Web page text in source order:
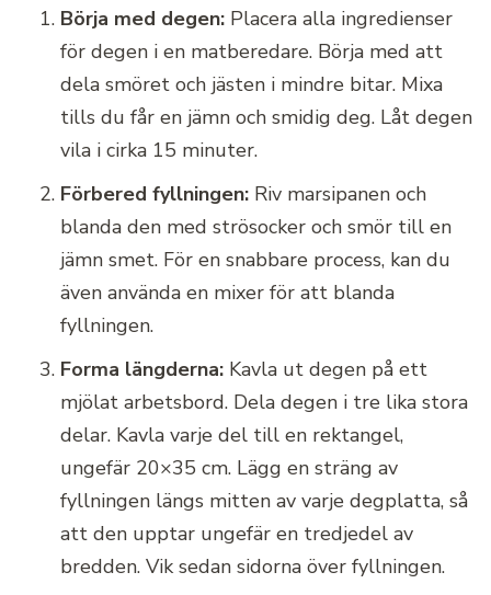
Börja med degen: Placera alla ingredienser
för degen i en matberedare. Börja med att
dela smöret och jästen i mindre bitar. Mixa
tills du får en jämn och smidig deg. Låt degen
vila i cirka 15 minuter.
Förbered fyllningen: Riv marsipanen och
blanda den med strösocker och smör till en
jämn smet. För en snabbare process, kan du
även använda en mixer för att blanda
fyllningen.
Forma längderna: Kavla ut degen på ett
mjölat arbetsbord. Dela degen i tre lika stora
delar. Kavla varje del till en rektangel,
ungefär 20×35 cm. Lägg en sträng av
fyllningen längs mitten av varje degplatta, så
att den upptar ungefär en tredjedel av
bredden. Vik sedan sidorna över fyllningen.